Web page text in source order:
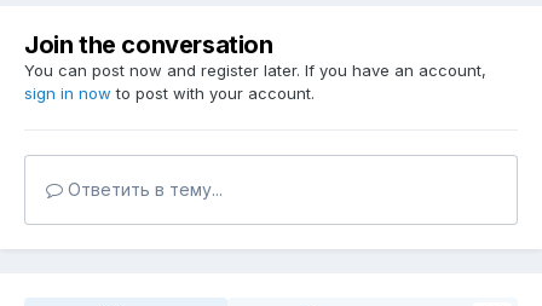
Join the conversation
You can post now and register later. If you have an account,
sign in now to post with your account.
Ответить в тему...